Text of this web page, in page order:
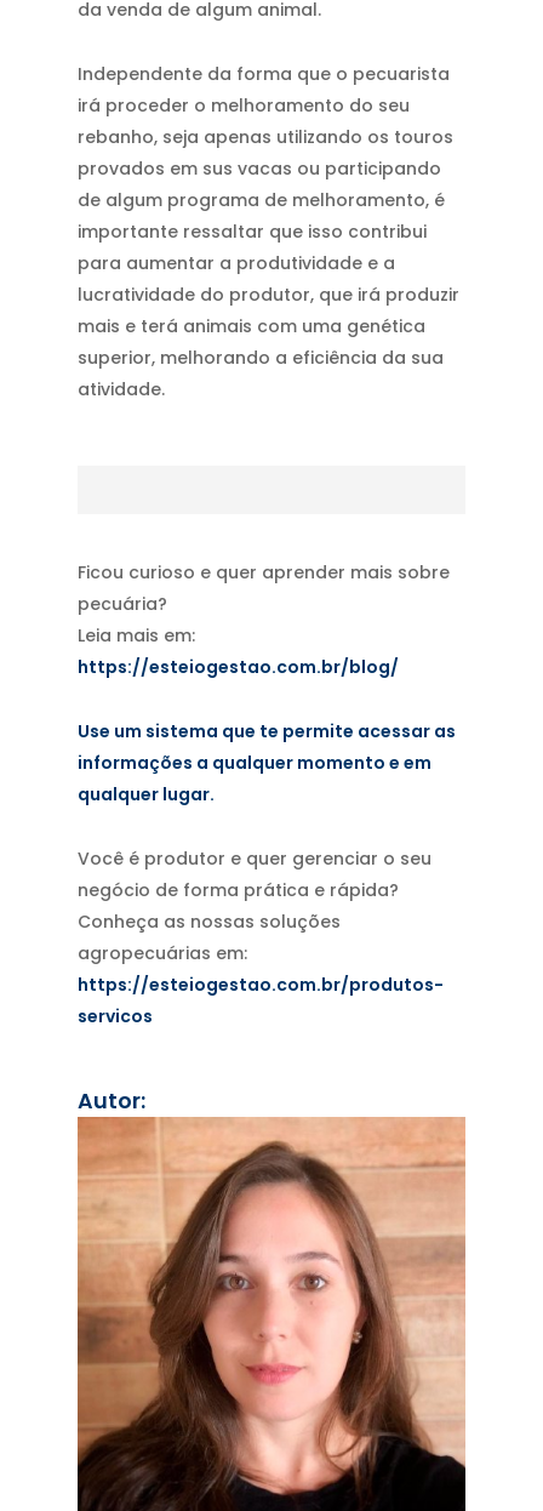
da venda de algum animal.
Independente da forma que o pecuarista
irá proceder o melhoramento do seu
rebanho, seja apenas utilizando os touros
provados em sus vacas ou participando
de algum programa de melhoramento, é
importante ressaltar que isso contribui
para aumentar a produtividade e a
lucratividade do produtor, que irá produzir
mais e terá animais com uma genética
superior, melhorando a eficiência da sua
atividade.
Ficou curioso e quer aprender mais sobre
pecuária?
Leia mais em:
https://esteiogestao.com.br/blog/
Use um sistema que te permite acessar as
informações a qualquer momento e em
qualquer lugar.
Você é produtor e quer gerenciar o seu
negócio de forma prática e rápida?
Conheça as nossas soluções
agropecuárias em:
https://esteiogestao.com.br/produtos-
servicos
Autor: